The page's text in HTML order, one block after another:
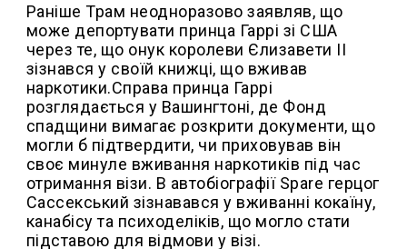
Раніше Трам неодноразово заявляв, що
може депортувати принца Гаррі зі США
через те, що онук королеви Єлизавети II
зізнався у своїй книжці, що вживав
наркотики.Справа принца Гаррі
розглядається у Вашингтоні, де Фонд
спадщини вимагає розкрити документи, що
могли б підтвердити, чи приховував він
своє минуле вживання наркотиків під час
отримання візи. В автобіографії Spare герцог
Сассекський зізнавався у вживанні кокаїну,
канабісу та психоделіків, що могло стати
підставою для відмови у візі.